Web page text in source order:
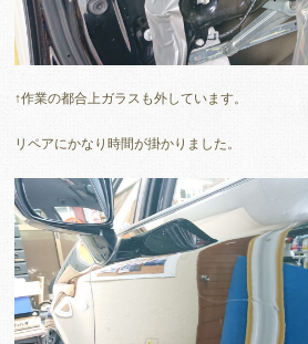
↑作業の都合上ガラスも外しています。
リペアにかなり時間が掛かりました。